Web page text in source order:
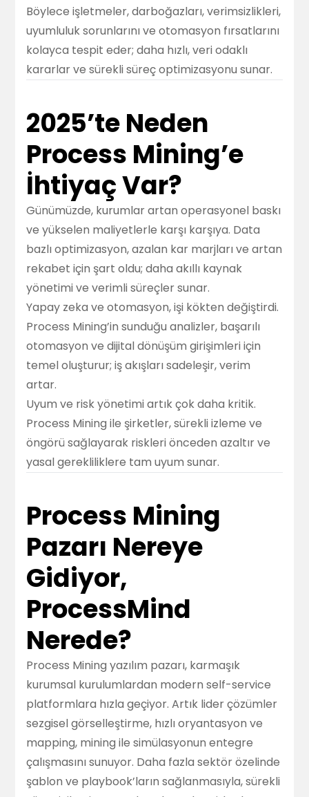
Böylece işletmeler, darboğazları, verimsizlikleri,
uyumluluk sorunlarını ve otomasyon fırsatlarını
kolayca tespit eder; daha hızlı, veri odaklı
kararlar ve sürekli süreç optimizasyonu sunar.
2025’te Neden
Process Mining’e
İhtiyaç Var?
Günümüzde, kurumlar artan operasyonel baskı
ve yükselen maliyetlerle karşı karşıya. Data
bazlı optimizasyon, azalan kar marjları ve artan
rekabet için şart oldu; daha akıllı kaynak
yönetimi ve verimli süreçler sunar.
Yapay zeka ve otomasyon, işi kökten değiştirdi.
Process Mining’in sunduğu analizler, başarılı
otomasyon ve dijital dönüşüm girişimleri için
temel oluşturur; iş akışları sadeleşir, verim
artar.
Uyum ve risk yönetimi artık çok daha kritik.
Process Mining ile şirketler, sürekli izleme ve
öngörü sağlayarak riskleri önceden azaltır ve
yasal gerekliliklere tam uyum sunar.
Process Mining
Pazarı Nereye
Gidiyor,
ProcessMind
Nerede?
Process Mining yazılım pazarı, karmaşık
kurumsal kurulumlardan modern self-service
platformlara hızla geçiyor. Artık lider çözümler
sezgisel görselleştirme, hızlı oryantasyon ve
mapping, mining ile simülasyonun entegre
çalışmasını sunuyor. Daha fazla sektör özelinde
şablon ve playbook’ların sağlanmasıyla, sürekli